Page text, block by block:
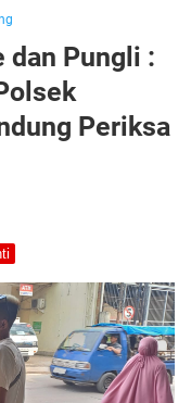
Pungli :
Periksa